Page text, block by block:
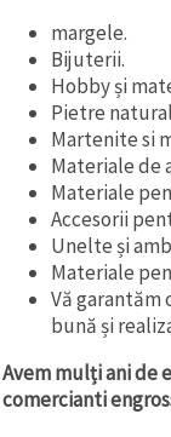
margele.
Bijuterii.
Hobby și
Pietre
Martenite si
Materiale de
Materiale
Accesorii
Unelte și
Materiale
Vă garantăm
bună și
Avem mulți ani de
comercianti